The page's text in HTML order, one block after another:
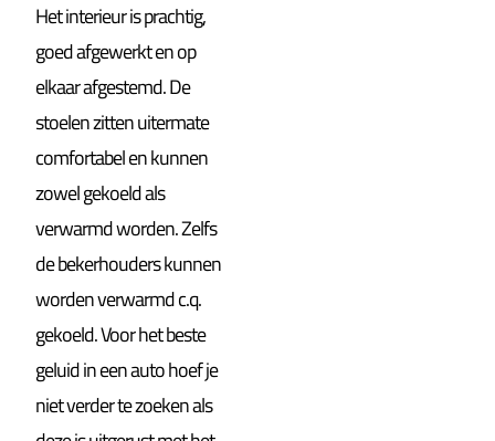
Het interieur is prachtig,
goed afgewerkt en op
elkaar afgestemd.De
stoelen zitten uitermate
comfortabel en kunnen
zowel gekoeld als
verwarmd worden. Zelfs
de bekerhouders kunnen
worden verwarmd c.q.
gekoeld. Voor het beste
geluid in een auto hoef je
niet verder te zoeken als